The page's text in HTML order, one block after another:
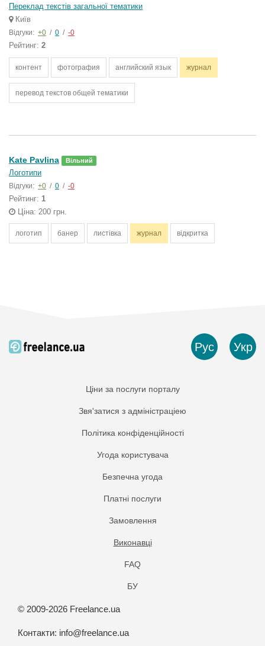
Переклад текстів загальної тематики
Київ
Відгуки: +0 / 0 / -0
Рейтинг: 2
контент фотография английский язык журнал
перевод текстов общей тематики
Kate Pavlina Вільний
Логотипи
Відгуки: +0 / 0 / -0
Рейтинг: 1
Ціна: 200 грн.
логотип банер листівка журнал відкритка
Рус Укр
Ціни за послуги порталу
Звя'затися з адміністраціею
Політика конфіденційності
Угода користувача
Безпечна угода
Платнi послуги
Замовлення
Виконавці
FAQ
БУ
© 2009-2026 Freelance.ua
Контакти: info@freelance.ua